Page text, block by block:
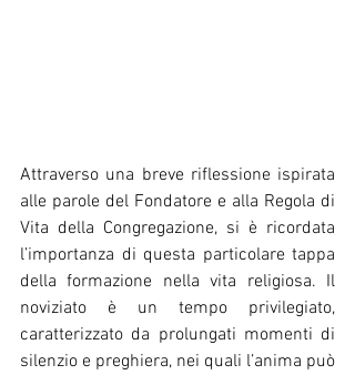
Attraverso una breve riflessione ispirata
alle parole del Fondatore e alla Regola di
Vita della Congregazione, si è ricordata
l’importanza di questa particolare tappa
della formazione nella vita religiosa. Il
noviziato è un tempo privilegiato,
caratterizzato da prolungati momenti di
silenzio e preghiera, nei quali l’anima può